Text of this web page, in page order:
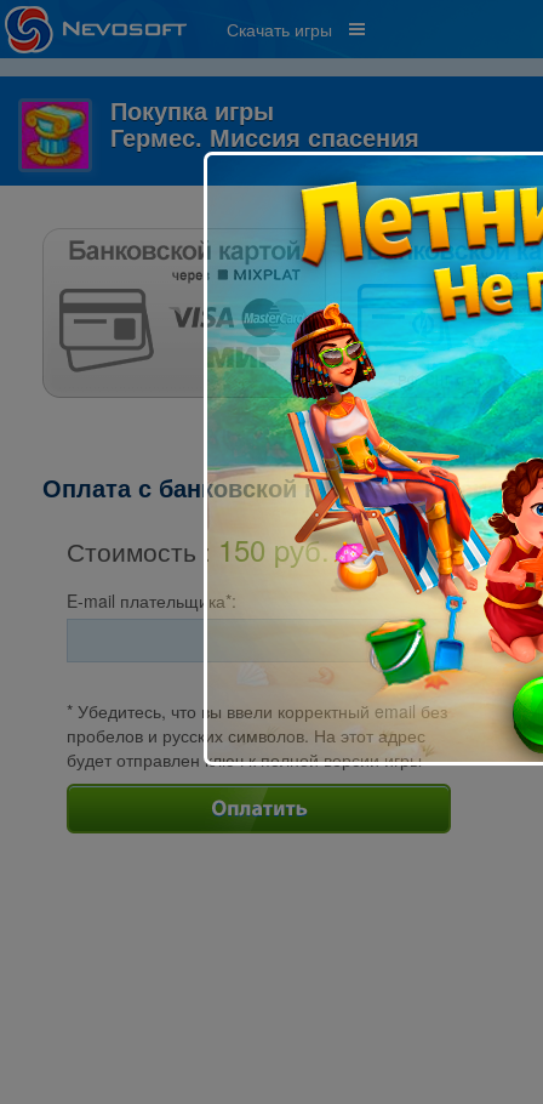
Скачать игры
Покупка игры
Гермес. Миссия спасения
Оплата с банковской карты через
Стоимость : 150 pуб.
E-mail плательщика*:
* Убедитесь, что вы ввели корректный email без
пробелов и русских символов. На этот адрес
будет отправлен ключ к полной версии игры